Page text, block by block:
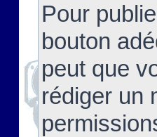
Pour
bouton
peut que
rédiger un